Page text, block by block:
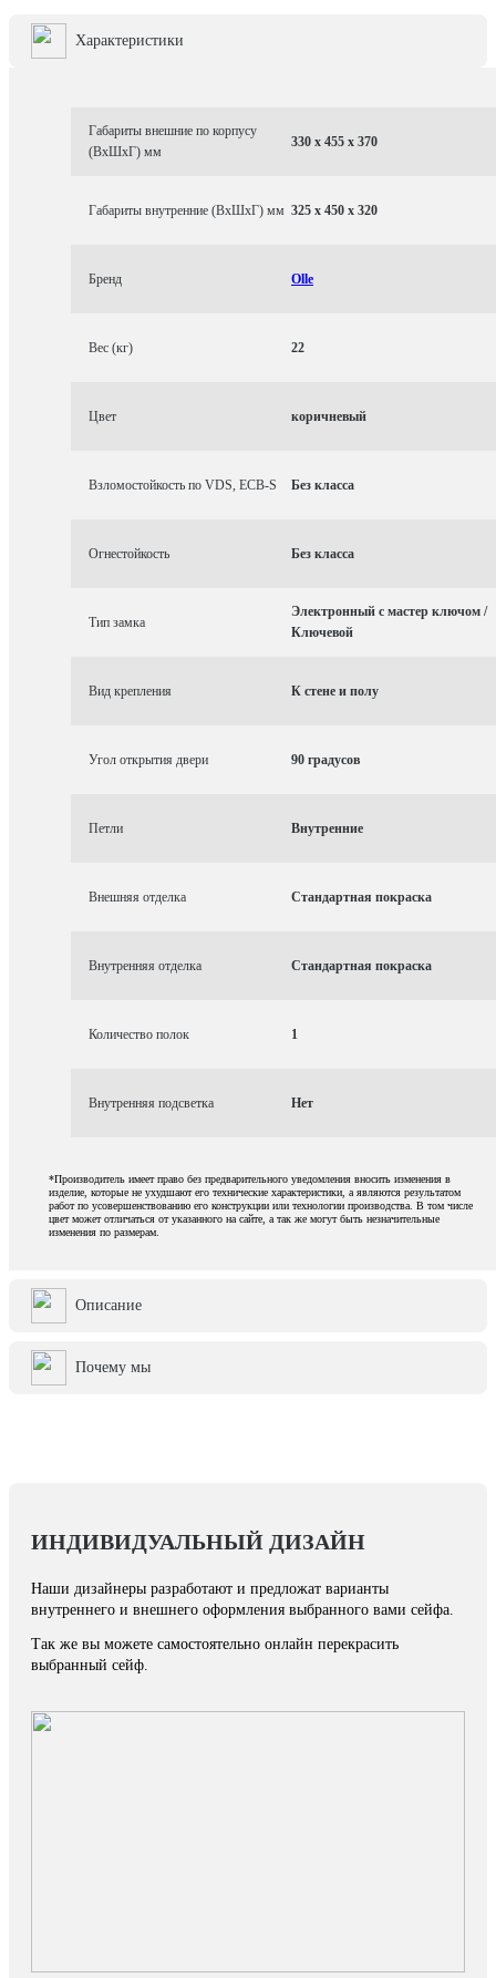
Характеристики
Габариты внешние по корпусу
(ВхШхГ) мм
330 x 455 x 370
Габариты внутренние (ВхШхГ) мм 325 x 450 x 320
Бренд Olle
Вес (кг) 22
Цвет коричневый
Взломостойкость по VDS, ECB-S Без класса
Огнестойкость Без класса
Тип замка
Электронный с мастер ключом /
Ключевой
Вид крепления К стене и полу
Угол открытия двери 90 градусов
Петли Внутренние
Внешняя отделка Стандартная покраска
Внутренняя отделка Стандартная покраска
Количество полок 1
Внутренняя подсветка Нет
*Производитель имеет право без предварительного уведомления вносить изменения в
изделие, которые не ухудшают его технические характеристики, а являются результатом
работ по усовершенствованию его конструкции или технологии производства. В том числе
цвет может отличаться от указанного на сайте, а так же могут быть незначительные
изменения по размерам.
Описание
Почему мы
ИНДИВИДУАЛЬНЫЙ ДИЗАЙН
Наши дизайнеры разработают и предложат варианты
внутреннего и внешнего оформления выбранного вами сейфа.
Так же вы можете самостоятельно онлайн перекрасить
выбранный сейф.